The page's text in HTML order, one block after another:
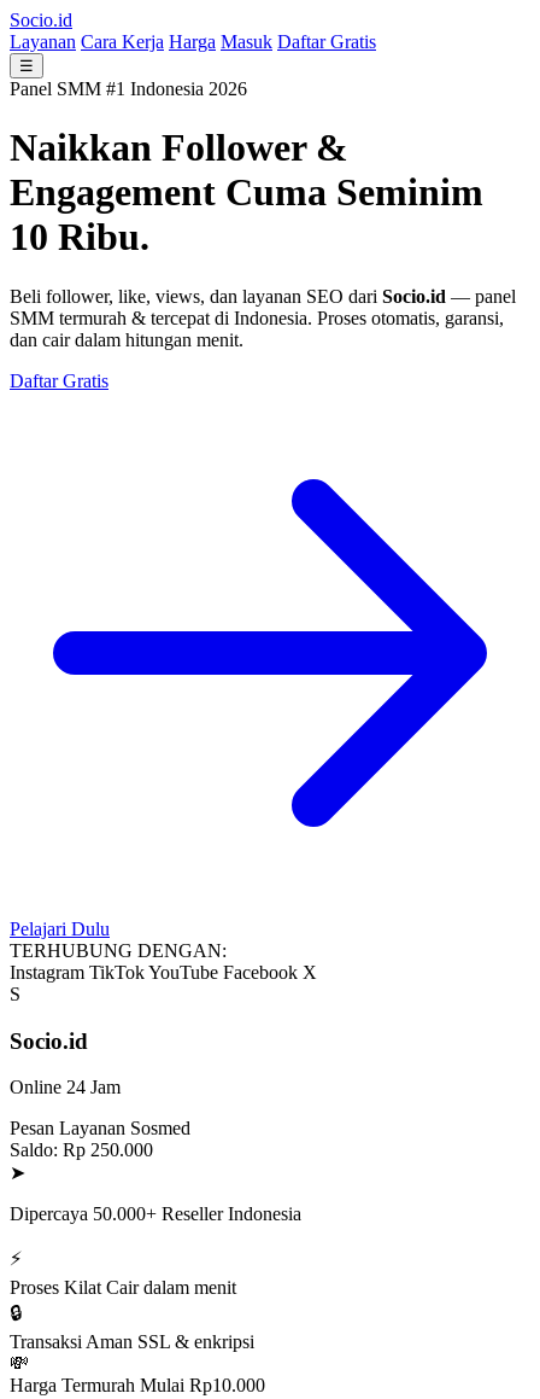
Socio.id
Layanan Cara Kerja Harga Masuk Daftar Gratis
☰
Panel SMM #1 Indonesia 2026
Naikkan Follower &
Engagement Cuma Seminim
10 Ribu.
Beli follower, like, views, dan layanan SEO dari Socio.id — panel
SMM termurah & tercepat di Indonesia. Proses otomatis, garansi,
dan cair dalam hitungan menit.
Daftar Gratis
Pelajari Dulu
TERHUBUNG DENGAN:
Instagram TikTokYouTube Facebook X
S
Socio.id
Online 24 Jam
Pesan Layanan Sosmed
Saldo: Rp 250.000
➤
Dipercaya 50.000+ Reseller Indonesia
⚡
Proses Kilat Cair dalam menit
🔒
Transaksi Aman SSL & enkripsi
💸
Harga Termurah Mulai Rp10.000